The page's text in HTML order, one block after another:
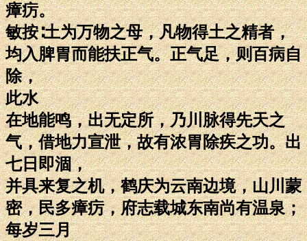
瘴疠。
敏按∶土为万物之母，凡物得土之精者，
均入脾胃而能扶正气。正气足，则百病自
除，
此水
在地能鸣，出无定所，乃川脉得先天之
气，借地力宣泄，故有浓胃除疾之功。出
七日即涸，
并具来复之机，鹤庆为云南边境，山川蒙
密，民多瘴疠，府志载城东南尚有温泉；
每岁三月